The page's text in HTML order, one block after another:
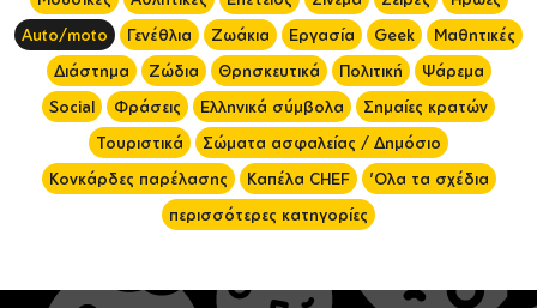
Auto/moto
Γενέθλια Ζωάκια Εργασία Geek
Μαθητικές
Διάστημα
Ζώδια Θρησκευτικά Πολιτική
Ψάρεμα
Social
Φράσεις Ελληνικά σύμβολα
Σημαίες κρατών
Τουριστικά
Σώματα ασφαλείας / Δημόσιο
Κονκάρδες παρέλασης
Καπέλα CHEF
'Ολα τα σχέδια
περισσότερες κατηγορίες